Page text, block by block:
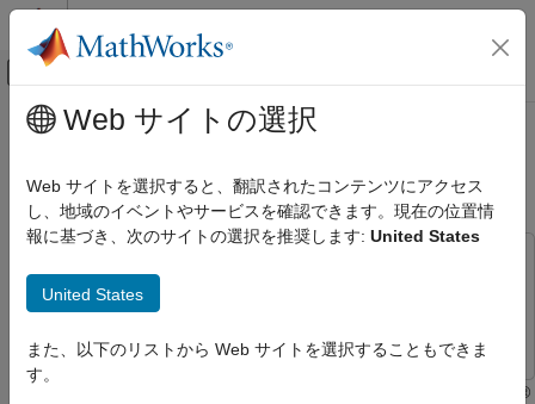
コンテンツへスキップ
オフキャンバス ナビゲーション メ
ドキュメンテーションのホーム
Audio Toolbox
Audio Processing Algorithm Design
Tune Center Frequency Using Input Port
See Also
メインコンテンツ
Tune Center Frequency Using Input
Port
Audio Toolbox
Tune the center frequency of an Octave Filter block in Simulink®
Web サイトの選択
Web サイトを選択すると、翻訳されたコンテンツにアクセス
し、地域のイベントやサービスを確認できます。現在の位置情
報に基づき、次のサイトの選択を推奨します: United States
United States
また、以下のリストから Web サイトを選択することもできま
す。